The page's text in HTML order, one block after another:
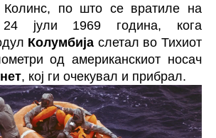
Колинс, по што се вратиле на
јули 1969 година, кога
Колумбија слетал во Тихиот
од американскиот носач
, кој ги очекувал и прибрал.